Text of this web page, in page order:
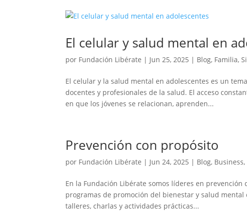
El celular y salud mental en
por Fundación Libérate | Jun 25, 2025 | Blog, Familia,
El celular y la salud mental en adolescentes es un
docentes y profesionales de la salud. El acceso
en que los jóvenes se relacionan, aprenden...
Prevención con propósito
por Fundación Libérate | Jun 24, 2025 | Blog, Business,
En la Fundación Libérate somos líderes en prevención
programas de promoción del bienestar y salud
talleres, charlas y actividades prácticas...